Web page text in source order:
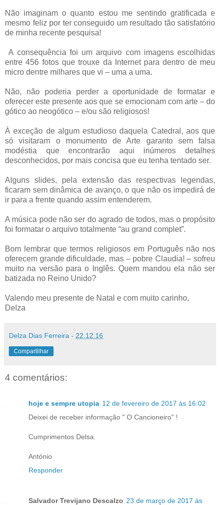
Não imaginam o quanto estou me sentindo gratificada e
mesmo feliz por ter conseguido um resultado tão satisfatório
de minha recente pesquisa!
A consequência foi um arquivo com imagens escolhidas
entre 456 fotos que trouxe da Internet para dentro de meu
micro dentre milhares que vi – uma a uma.
Não, não poderia perder a oportunidade de formatar e
oferecer este presente aos que se emocionam com arte – do
gótico ao neogótico – e/ou são religiosos!
À exceção de algum estudioso daquela Catedral, aos que
só visitaram o monumento de Arte garanto sem falsa
modéstia que encontrarão aqui inúmeros detalhes
desconhecidos, por mais concisa que eu tenha tentado ser.
Alguns slides, pela extensão das respectivas legendas,
ficaram sem dinâmica de avanço, o que não os impedirá de
ir para a frente quando assim entenderem.
A música pode não ser do agrado de todos, mas o propósito
foi formatar o arquivo totalmente “au grand complet”.
Bom lembrar que termos religiosos em Português não nos
oferecem grande dificuldade, mas – pobre Claudia! – sofreu
muito na versão para o Inglês. Quem mandou ela não ser
batizada no Reino Unido?
Valendo meu presente de Natal e com muito carinho,
Delza
Delza Dias Ferreira - 22.12.16
Compartilhar
4 comentários:
hoje e sempre utopia 12 de fevereiro de 2017 às 16:02
Deixei de receber informação " O Cancioneiro" !
Cumprimentos Delsa.
António
Responder
Salvador Trevijano Descalzo 23 de março de 2017 às